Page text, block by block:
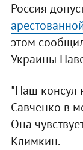
Россия
этом
Украины
"Наш консул
Савченко в
Она
Климкин.